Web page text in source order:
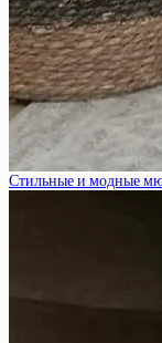
Стильные и модные